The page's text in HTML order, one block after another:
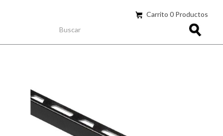
Carrito 0 Productos